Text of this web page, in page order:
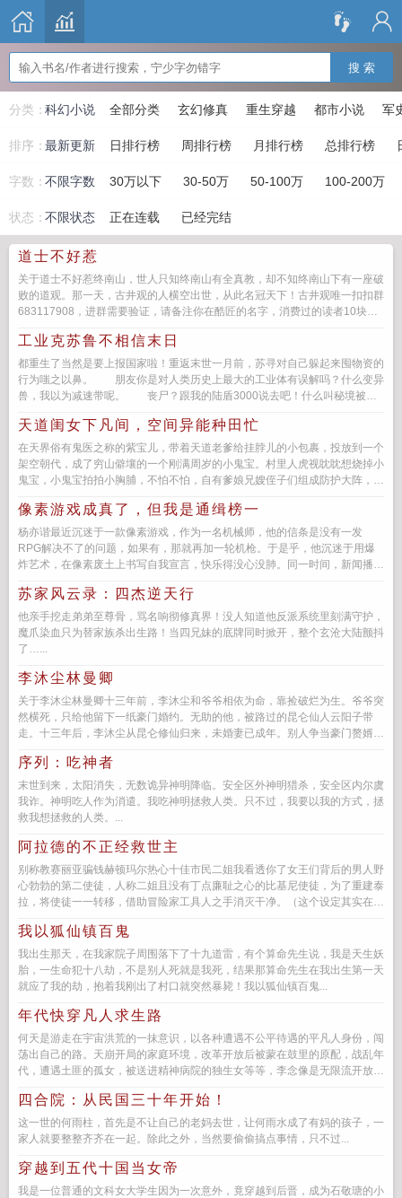
搜 索
分类： 全部分类 玄幻修真 重生穿越 都市小说 军
科幻小说
排序： 日排行榜 周排行榜 月排行榜 总排行榜
最新更新
字数：不限字数 30万以下 30-50万 50-100万 100-200万
状态：不限状态 正在连载 已经完结
道士不好惹
关于道士不好惹终南山，世人只知终南山有全真教，却不知终南山下有一座破
败的道观。那一天，古井观的人横空出世，从此名冠天下！古井观唯一扣扣群
683117908，进群需要验证，请备注你在酷匠的名字，消费过的读者10块就
工业克苏鲁不相信末日
都重生了当然是要上报国家啦！重返末世一月前，苏寻对自己躲起来囤物资的
行为嗤之以鼻。 朋友你是对人类历史上最大的工业体有误解吗？什么变异
兽，我以为减速带呢。 丧尸？跟我的陆盾3000说去吧！什么叫秘境被
天道闺女下凡间，空间异能种田忙
在天界俗有鬼医之称的紫宝儿，带着天道老爹给挂脖儿的小包裹，投放到一个
架空朝代，成了穷山僻壤的一个刚满周岁的小鬼宝。村里人虎视眈眈想烧掉小
鬼宝，小鬼宝拍拍小胸脯，不怕不怕，自有爹娘兄嫂侄子们组成防护大阵，来
像素游戏成真了，但我是通缉榜一
杨亦谐最近沉迷于一款像素游戏，作为一名机械师，他的信条是没有一发
RPG解决不了的问题，如果有，那就再加一轮机枪。于是乎，他沉迷于用爆
炸艺术，在像素废土上书写自我宣言，快乐得没心没肺。同一时间，新闻播报
苏家风云录：四杰逆天行
他亲手挖走弟弟至尊骨，骂名响彻修真界！没人知道他反派系统里刻满守护，
魔爪染血只为替家族杀出生路！当四兄妹的底牌同时掀开，整个玄沧大陆颤抖
了…...
李沐尘林曼卿
关于李沐尘林曼卿十三年前，李沐尘和爷爷相依为命，靠捡破烂为生。爷爷突
然横死，只给他留下一纸豪门婚约。无助的他，被路过的昆仑仙人云阳子带
走。十三年后，李沐尘从昆仑修仙归来，未婚妻已成年。别人争当豪门赘婿，
序列：吃神者
末世到来，太阳消失，无数诡异神明降临。安全区外神明猎杀，安全区内尔虞
我诈。神明吃人作为消遣。我吃神明拯救人类。只不过，我要以我的方式，拯
救我想拯救的人类。...
阿拉德的不正经救世主
别称教赛丽亚骗钱赫顿玛尔热心十佳市民二姐我看透你了女王们背后的男人野
心勃勃的第二使徒，人称二姐且没有丁点廉耻之心的比基尼使徒，为了重建泰
拉，将使徒一一转移，借助冒险家工具人之手消灭干净。（这个设定其实在如
我以狐仙镇百鬼
我出生那天，在我家院子周围落下了十九道雷，有个算命先生说，我是天生妖
胎，一生命犯十八劫，不是别人死就是我死，结果那算命先生在我出生第一天
就应了我的劫，抱着我刚出了村口就突然暴毙！我以狐仙镇百鬼...
年代快穿凡人求生路
何天是游走在宇宙洪荒的一抹意识，以各种遭遇不公平待遇的平凡人身份，闯
荡出自己的路。天崩开局的家庭环境，改革开放后被蒙在鼓里的原配，战乱年
代，遭遇土匪的孤女，被送进精神病院的独生女等等，李念像是无限流开放的
四合院：从民国三十年开始！
这一世的何雨柱，首先是不让自己的老妈去世，让何雨水成了有妈的孩子，一
家人就要整整齐齐在一起。除此之外，当然要偷偷搞点事情，只不过...
穿越到五代十国当女帝
我是一位普通的文科女大学生因为一次意外，竟穿越到后晋，成为石敬瑭的小